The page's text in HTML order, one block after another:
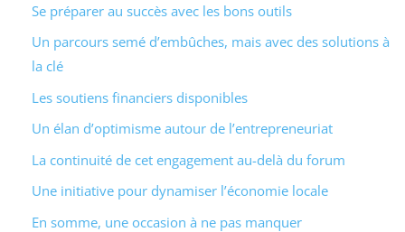
Se préparer au succès avec les bons outils
Un parcours semé d’embûches, mais avec des solutions à
la clé
Les soutiens financiers disponibles
Un élan d’optimisme autour de l’entrepreneuriat
La continuité de cet engagement au-delà du forum
Une initiative pour dynamiser l’économie locale
En somme, une occasion à ne pas manquer